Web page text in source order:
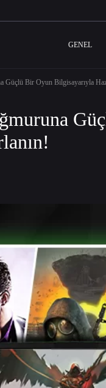
GENEL
Güçlü Bir Oyun Bilgisayarıyla